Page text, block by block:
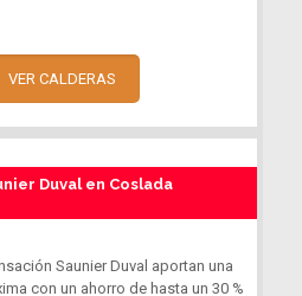
VER CALDERAS
Duval en Coslada
Saunier Duval aportan una
con un ahorro de hasta un 30 %